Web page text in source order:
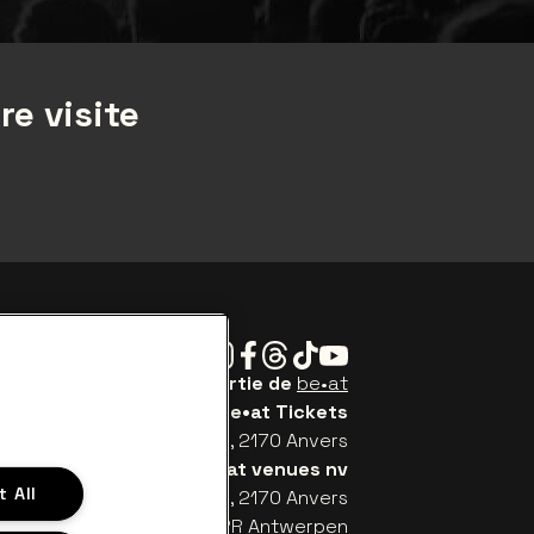
visite
Instagram
Facebook
Threads
TiktokYoutube
Be•at Tickets fait partie de be•at
be•at Tickets
Schijnpoortweg 119, 2170 Anvers
be•at venues nv
Schijnpoortweg 119, 2170 Anvers
(BE) 0461.051.688 - RPR Antwerpen
All